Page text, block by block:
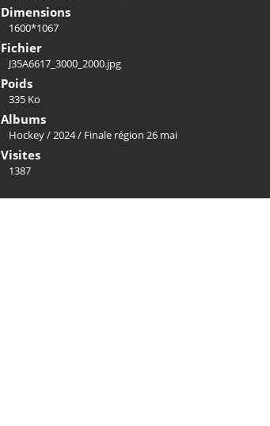
Dimensions
1600*1067
Fichier
J35A6617_3000_2000.jpg
Poids
335 Ko
Albums
Hockey/2024/ Finale région 26 mai
Visites
1387